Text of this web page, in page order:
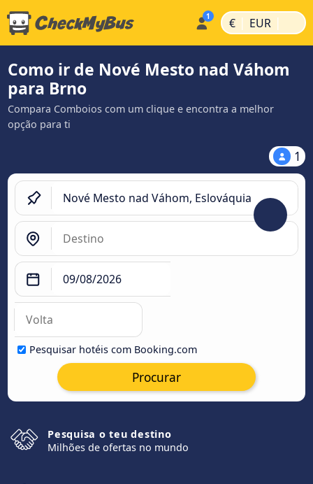
€ | EUR |
Como ir de Nové Mesto nad Váhom
para Brno
Compara Comboios com um clique e encontra a melhor
opção para ti
1
Pesquisar hotéis com Booking.com
Procurar
Pesquisa o teu destino
Milhões de ofertas no mundo